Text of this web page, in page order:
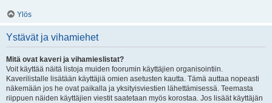
Ylös
Ystävät ja vihamiehet
Mitä ovat kaveri ja vihamieslistat?
Voit käyttää näitä listoja muiden foorumin käyttäjien organisointiin.
Kaverilistalle lisätään käyttäjiä omien asetusten kautta. Tämä auttaa nopeasti
näkemään jos he ovat paikalla ja yksityisviestien lähettämisessä. Teemasta
riippuen näiden käyttäjien viestit saatetaan myös korostaa. Jos lisäät käyttäjän